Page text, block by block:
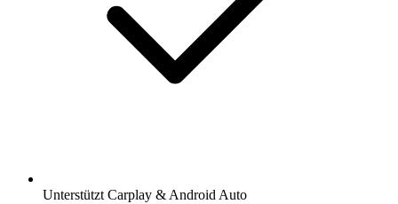
Unterstützt Carplay & Android Auto